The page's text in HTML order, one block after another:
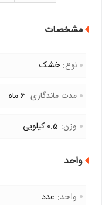
مشخصات
نوع: خشک
مدت ماندگاری: 6 ماه
وزن: 0.5 کیلویی
واحد
واحد: عدد